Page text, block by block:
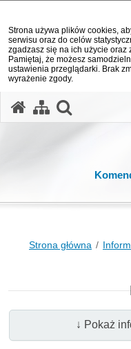
Strona używa plików cookies,
serwisu oraz do celów
zgadzasz się na ich użycie
Pamiętaj, że możesz
ustawienia przeglądarki. Brak
wyrażenie zgody.
Strona główna
↓ Pokaż